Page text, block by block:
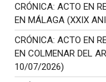
CRÓNICA: ACTO EN
EN MÁLAGA (XXIX
CRÓNICA: ACTO EN
EN COLMENAR DEL
10/07/2026)